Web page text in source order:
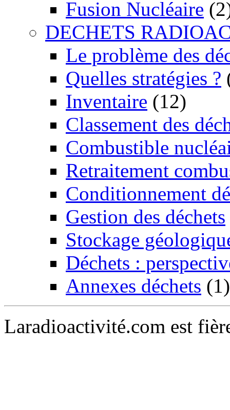
Fusion Nucléaire
DECHETS
Le problème des
Quelles stratégies ?
Inventaire (12)
Classement des
Combustible
Retraitement
Conditionnement
Gestion des déchets
Stockage
Déchets :
Annexes déchets (1)
Laradioactivité.com est